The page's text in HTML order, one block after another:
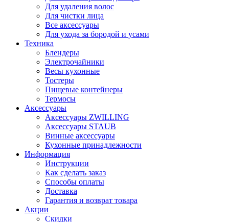
Для удаления волос
Для чистки лица
Все аксессуары
Для ухода за бородой и усами
Техника
Блендеры
Электрочайники
Весы кухонные
Тостеры
Пищевые контейнеры
Термосы
Аксессуары
Аксессуары ZWILLING
Аксессуары STAUB
Винные аксессуары
Кухонные принадлежности
Информация
Инструкции
Как сделать заказ
Способы оплаты
Доставка
Гарантия и возврат товара
Акции
Скидки